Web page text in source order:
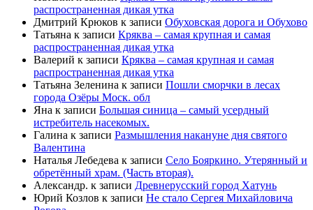
распространенная дикая утка
Дмитрий Крюков к записи Обуховская дорога и Обухово
Татьяна к записи Кряква – самая крупная и самая
распространенная дикая утка
Валерий к записи Кряква – самая крупная и самая
распространенная дикая утка
Татьяна Зеленина к записи Пошли сморчки в лесах
города Озёры Моск. обл
Яна к записи Большая синица – самый усердный
истребитель насекомых.
Галина к записи Размышления накануне дня святого
Валентина
Наталья Лебедева к записи Село Бояркино. Утерянный и
обретённый храм. (Часть вторая).
Александр. к записи Древнерусский город Хатунь
Юрий Козлов к записи Не стало Сергея Михайловича